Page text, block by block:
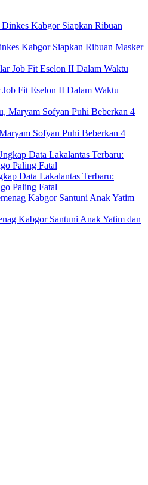
Kabgor Siapkan Ribuan Masker
Fit Eselon II Dalam Waktu
Sofyan Puhi Beberkan 4
Data Lakalantas Terbaru:
Paling Fatal
Kabgor Santuni Anak Yatim dan